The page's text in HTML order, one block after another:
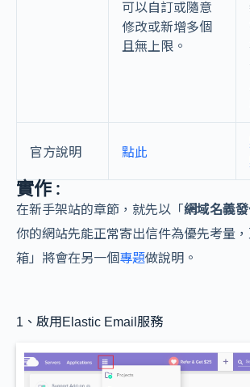
可以自訂或隨意
修改或新增多個
且無上限。
官方說明 點此
實作 :
在新手架站的章節，就先以「 網域名義
你的網站先能正常寄出信件為優先考量
箱」將會在另一個專題做說明。
1、啟用Elastic Email服務